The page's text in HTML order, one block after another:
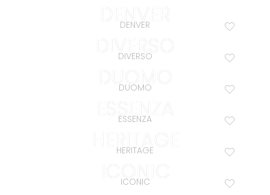
DENVER
DENVER
DIVERSO
DIVERSO
DUOMO
DUOMO
ESSENZA
ESSENZA
HERITAGE
HERITAGE
ICONIC
ICONIC